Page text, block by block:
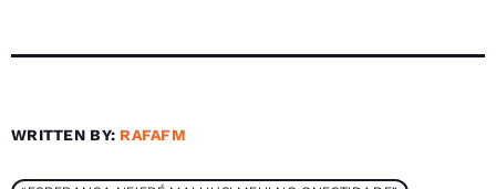
WRITTEN BY: RAFAFM